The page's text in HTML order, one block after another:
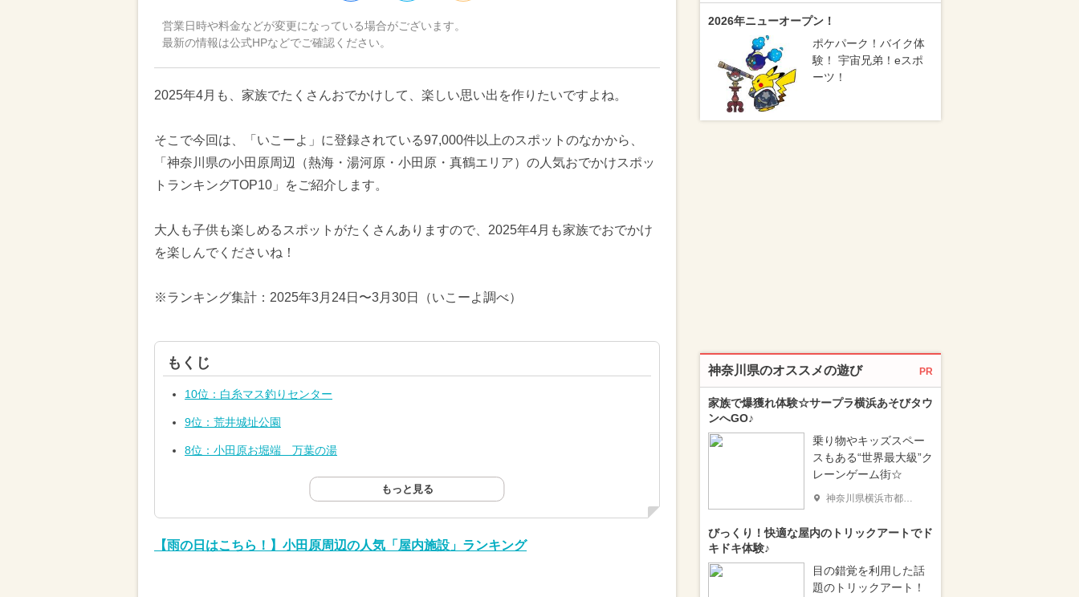
営業日時や料金などが変更になっている場合がございます。
最新の情報は公式HPなどでご確認ください。
2025年4月も、家族でたくさんおでかけして、楽しい思い出を作りたいですよね。
そこで今回は、「いこーよ」に登録されている97,000件以上のスポットのなかから、
「神奈川県の小田原周辺（熱海・湯河原・小田原・真鶴エリア）の人気おでかけスポッ
トランキングTOP10」をご紹介します。
大人も子供も楽しめるスポットがたくさんありますので、2025年4月も家族でおでかけ
を楽しんでくださいね！
※ランキング集計：2025年3月24日〜3月30日（いこーよ調べ）
もくじ
10位：白糸マス釣りセンター
9位：荒井城址公園
8位：小田原お堀端 万葉の湯
もっと見る
【雨の日はこちら！】小田原周辺の人気「屋内施設」ランキング
2026年ニューオープン！
ポケパーク！バイク体
験！ 宇宙兄弟！eスポ
ーツ！
神奈川県のオススメの遊び PR
家族で爆獲れ体験☆サープラ横浜あそびタウ
ンへGO♪
乗り物やキッズスペー
スもある“世界最大級”ク
レーンゲーム街☆
神奈川県横浜市都筑区
びっくり！快適な屋内のトリックアートでド
キドキ体験♪
目の錯覚を利用した話
題のトリックアート！